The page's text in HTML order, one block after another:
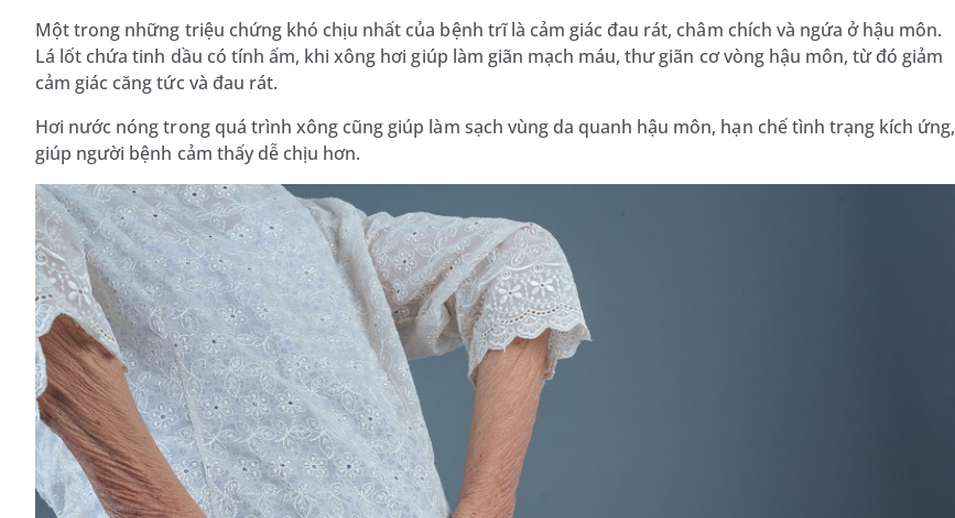
Một trong những triệu chứng khó chịu nhất của bệnh trĩ là cảm giác đau rát, châm chích và ngứa ở hậu môn.
Lá lốt chứa tinh dầu có tính ấm, khi xông hơi giúp làm giãn mạch máu, thư giãn cơ vòng hậu môn, từ đó giảm
cảm giác căng tức và đau rát.
Hơi nước nóng trong quá trình xông cũng giúp làm sạch vùng da quanh hậu môn, hạn chế tình trạng kích ứng,
giúp người bệnh cảm thấy dễ chịu hơn.